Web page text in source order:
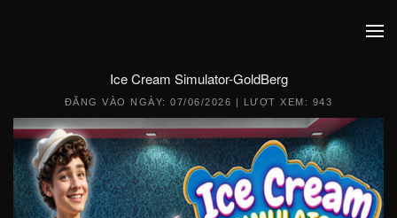
Ice Cream Simulator-GoldBerg
ĐĂNG VÀO NGÀY:07/06/2026 | LƯỢT XEM: 943